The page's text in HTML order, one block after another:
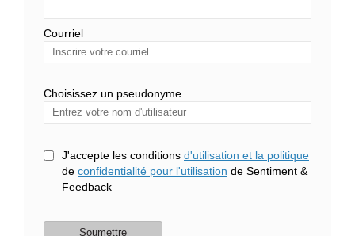
Courriel
Inscrire
votre
Choisissez un pseudonyme
Choisissez un pseudonyme
J'accepte les conditions d'utilisation et la politique
de confidentialité pour l'utilisation de Sentiment &
Feedback